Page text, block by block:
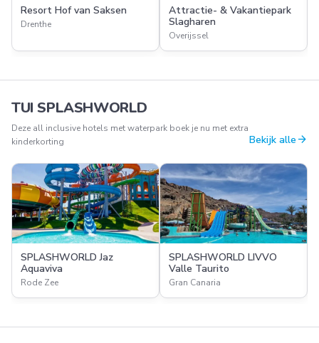
Resort Hof van Saksen
Drenthe
Attractie- & Vakantiepark
Slagharen
Overijssel
TUI SPLASHWORLD
Deze all inclusive hotels met waterpark boek je nu met extra
kinderkorting
Bekijk alle arrow_forward
SPLASHWORLD Jaz
Aquaviva
Rode Zee
SPLASHWORLD LIVVO
Valle Taurito
Gran Canaria